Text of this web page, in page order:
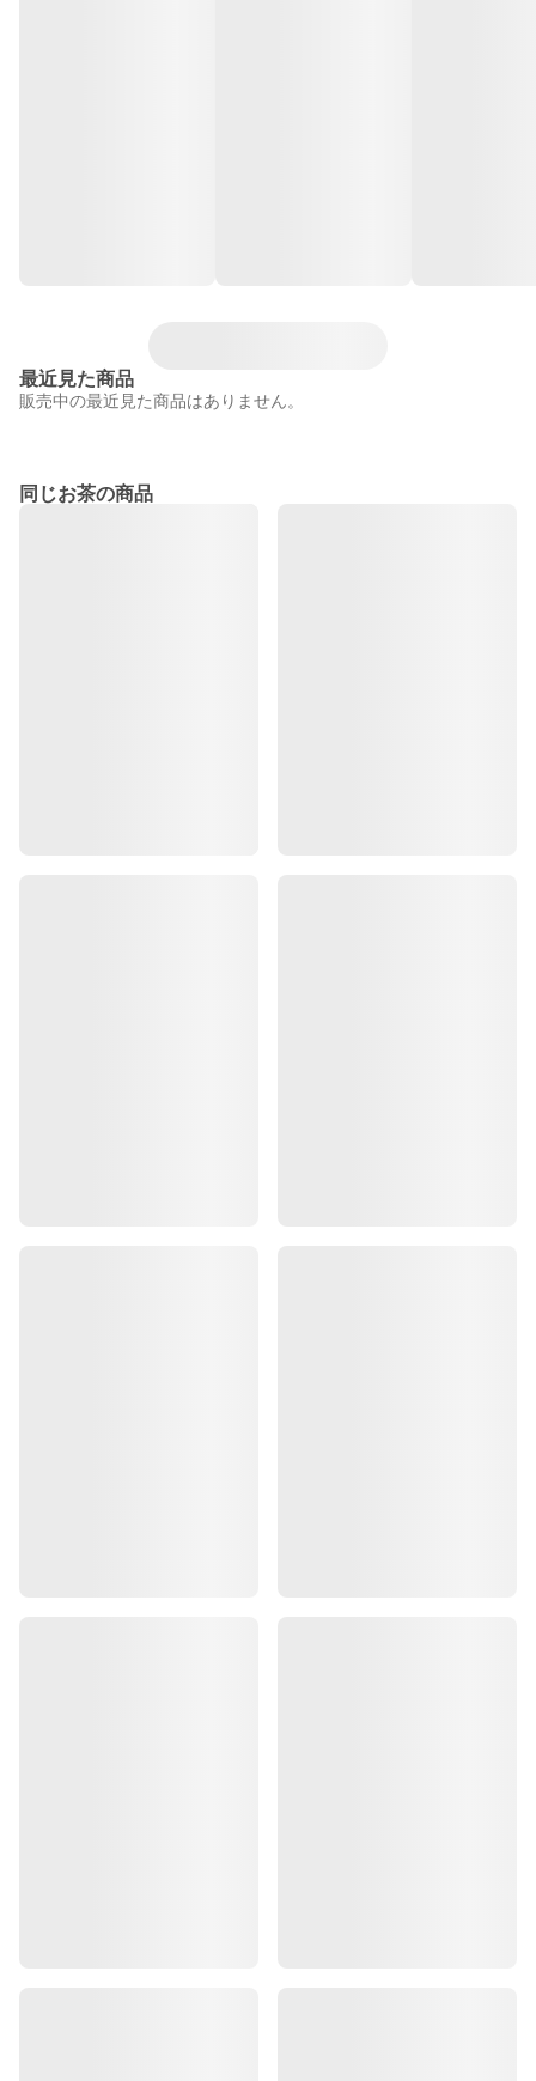
最近見た商品
販売中の最近見た商品はありません。
同じお茶の商品